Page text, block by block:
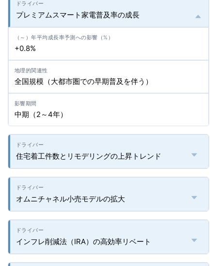
プレミアムスマート家電普及率の成長
+0.8%
全国規模（大都市圏での早期普及を伴う）
中期（2～4年）
住宅着工件数とリモデリングの上昇トレンド
オムニチャネル小売モデルの拡大
インフレ削減法（IRA）の高効率リベート